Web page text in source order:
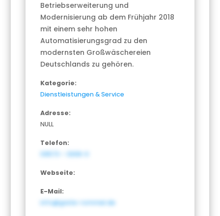
Betriebserweiterung und
Modernisierung ab dem Frühjahr 2018
mit einem sehr hohen
Automatisierungsgrad zu den
modernsten Großwäschereien
Deutschlands zu gehören.
Kategorie:
Dienstleistungen & Service
Adresse:
NULL
Telefon:
09573 – 3308-0
Webseite:
E-Mail:
info@grete-rommel.de